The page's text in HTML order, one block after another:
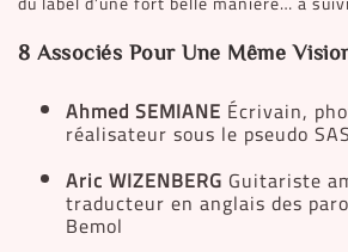
8 Associés Pour Une Même
Ahmed SEMIANE Écrivain,
réalisateur sous le pseudo SAS
Aric WIZENBERG Guitariste
traducteur en anglais des
Bemol